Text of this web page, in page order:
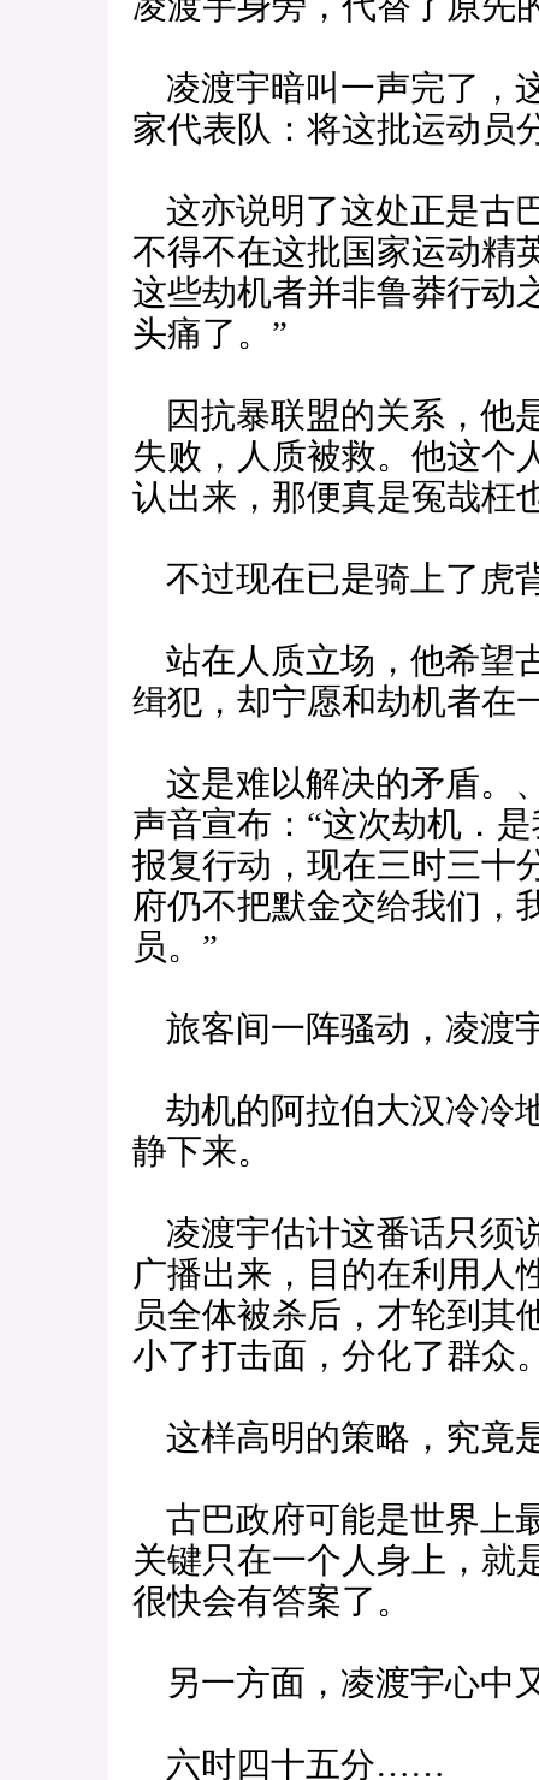
凌渡宇暗叫一声完了，
家代表队：将这批运动员
这亦说明了这处正是古
不得不在这批国家运动精
这些劫机者并非鲁莽行动
头痛了。”
因抗暴联盟的关系，他
失败，人质被救。他这个
认出来，那便真是冤哉枉
不过现在已是骑上了虎
站在人质立场，他希望
缉犯，却宁愿和劫机者在
这是难以解决的矛盾。
声音宣布：“这次劫机．
报复行动，现在三时三十
府仍不把默金交给我们，
员。”
旅客间一阵骚动，凌渡
劫机的阿拉伯大汉冷冷
静下来。
凌渡宇估计这番话只须
广播出来，目的在利用人
员全体被杀后，才轮到其
小了打击面，分化了群众
这样高明的策略，究竟
古巴政府可能是世界上
关键只在一个人身上，就
很快会有答案了。
另一方面，凌渡宇心中
六时四十五分……